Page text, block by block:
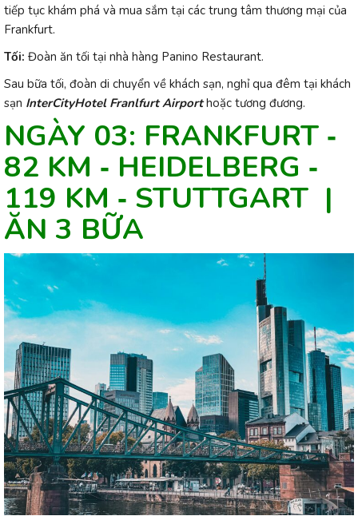
tiếp tục khám phá và mua sắm tại các trung tâm thương mại của
Frankfurt.
Tối: Đoàn ăn tối tại nhà hàng Panino Restaurant.
Sau bữa tối, đoàn di chuyển về khách sạn, nghỉ qua đêm tại khách
sạn InterCityHotel Franlfurt Airport hoặc tương đương.
NGÀY 03: FRANKFURT ‐
82 KM ‐ HEIDELBERG ‐
119 KM ‐ STUTTGART |
ĂN 3 BỮA